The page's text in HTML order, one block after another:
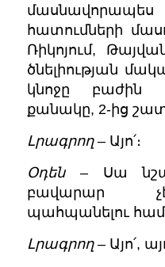
հատումների
Ռիկոյում,
ծնելիության
կնոջը բաժին
քանակը, 2-ից շատ
Լրագրող– Այո՛։
Օդեն– Սա
բավարար չէ
պահպանելու
Լրագրող– Այո՛,